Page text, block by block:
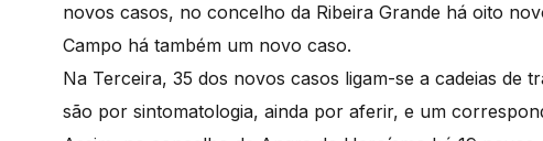
novos casos, no concelho da Ribeira Grande há oito
Campo há também um novo caso.
Na Terceira, 35 dos novos casos ligam-se a cadeias de
são por sintomatologia, ainda por aferir, e um